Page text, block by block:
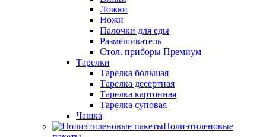
Ложки
Ножи
Палочки для еды
Размешиватель
Стол. приборы Премиум
Тарелки
Тарелка большая
Тарелка десертная
Тарелка картонная
Тарелка суповая
Чашка
Полиэтиленовые